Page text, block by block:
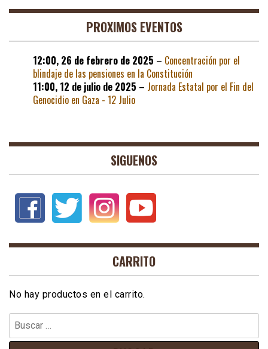
PROXIMOS EVENTOS
12:00, 26 de febrero de 2025 – Concentración por el
blindaje de las pensiones en la Constitución
11:00, 12 de julio de 2025 – Jornada Estatal por el Fin del
Genocidio en Gaza - 12 Julio
SIGUENOS
CARRITO
No hay productos en el carrito.
Buscar: